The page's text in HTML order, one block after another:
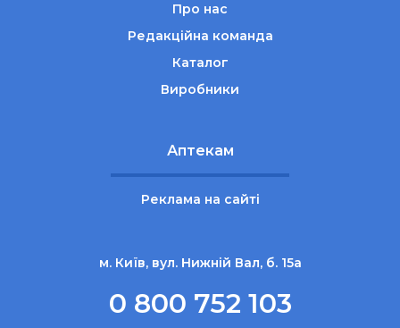
Про нас
Редакційна команда
Каталог
Виробники
Аптекам
Реклама на сайті
м. Київ, вул. Нижній Вал, б. 15а
0 800 752 103